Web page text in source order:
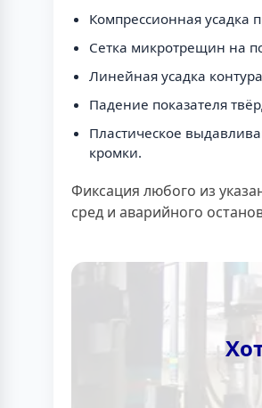
Компрессионная усадка
Сетка микротрещин на
Линейная усадка
Падение показателя
Пластическое
кромки.
Фиксация любого из
сред и аварийного